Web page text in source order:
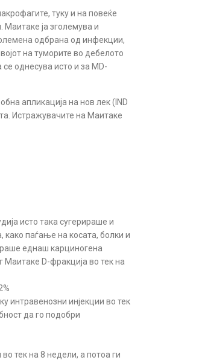
туку и на повеќе
Маитаке ја зголемува и
одбрана од инфекции,
на туморите во дебелото
однесува исто и за MD-
апликација на нов лек (IND
Истражувачите на Маитаке
исто така сугерираше и
како паѓање на косата, болки и
еднаш карциногена
Маитаке D-фракција во тек на
интравенозни инјекции во тек
да го подобри
тек на 8 недели, а потоа ги